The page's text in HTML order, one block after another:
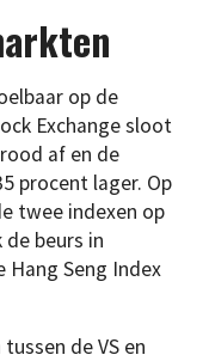
op de
Exchange sloot
af en de
procent lager. Op
twee indexen op
de beurs in
Hang Seng Index
de VS en